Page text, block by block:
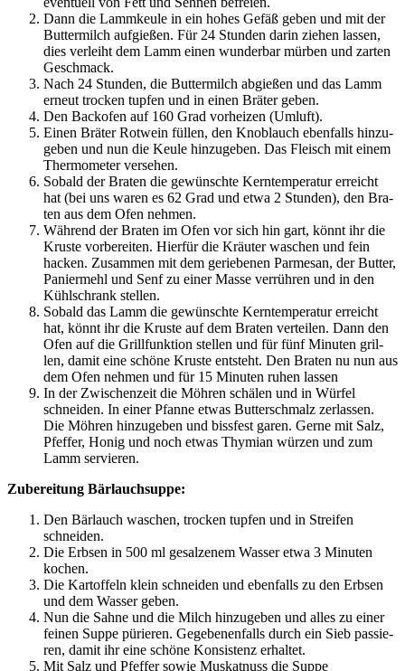
Dann die Lamm­keu­le in ein hohes Gefäß geben und mit der
But­ter­milch auf­gie­ßen. Für 24 Stun­den dar­in zie­hen las­sen,
dies ver­leiht dem Lamm einen wun­der­bar mür­ben und zar­ten
Geschmack.
Nach 24 Stun­den, die But­ter­milch abgie­ßen und das Lamm
erneut tro­cken tup­fen und in einen Brä­ter geben.
Den Back­ofen auf 160 Grad vor­hei­zen (Umluft).
Einen Brä­ter Rot­wein fül­len, den Knob­lauch eben­falls hin­zu­
ge­ben und nun die Keu­le hin­zu­ge­ben. Das Fleisch mit einem
Ther­mo­me­ter versehen.
Sobald der Bra­ten die gewünsch­te Kern­tem­pe­ra­tur erreicht
hat (bei uns waren es 62 Grad und etwa 2 Stun­den), den Bra­
ten aus dem Ofen nehmen.
Wäh­rend der Bra­ten im Ofen vor sich hin gart, könnt ihr die
Krus­te vor­be­rei­ten. Hier­für die Kräu­ter waschen und fein
hacken. Zusam­men mit dem gerie­be­nen Par­me­san, der But­ter,
Panier­mehl und Senf zu einer Mas­se ver­rüh­ren und in den
Kühl­schrank stellen.
Sobald das Lamm die gewünsch­te Kern­tem­pe­ra­tur erreicht
hat, könnt ihr die Krus­te auf dem Bra­ten ver­tei­len. Dann den
Ofen auf die Grill­funk­ti­on stel­len und für fünf Minu­ten gril­
len, damit eine schö­ne Krus­te ent­steht. Den Bra­ten nu nun aus
dem Ofen neh­men und für 15 Minu­ten ruhen lassen
In der Zwi­schen­zeit die Möh­ren schä­len und in Wür­fel
schnei­den. In einer Pfan­ne etwas But­ter­schmalz zer­las­sen.
Die Möh­ren hin­zu­ge­ben und biss­fest garen. Ger­ne mit Salz,
Pfef­fer, Honig und noch etwas Thy­mi­an wür­zen und zum
Lamm servieren.
Zube­rei­tung Bärlauchsuppe:
Den Bär­lauch waschen, tro­cken tup­fen und in Strei­fen
schneiden.
Die Erb­sen in 500 ml gesal­ze­nem Was­ser etwa 3 Minu­ten
kochen.
Die Kar­tof­feln klein schnei­den und eben­falls zu den Erb­sen
und dem Was­ser geben.
Nun die Sah­ne und die Milch hin­zu­ge­ben und alles zu einer
fei­nen Sup­pe pürie­ren. Gege­be­nen­falls durch ein Sieb pas­sie­
ren, damit ihr eine schö­ne Kon­sis­tenz erhaltet.
Mit Salz und Pfef­fer sowie Mus­kat­nuss die Sup­pe